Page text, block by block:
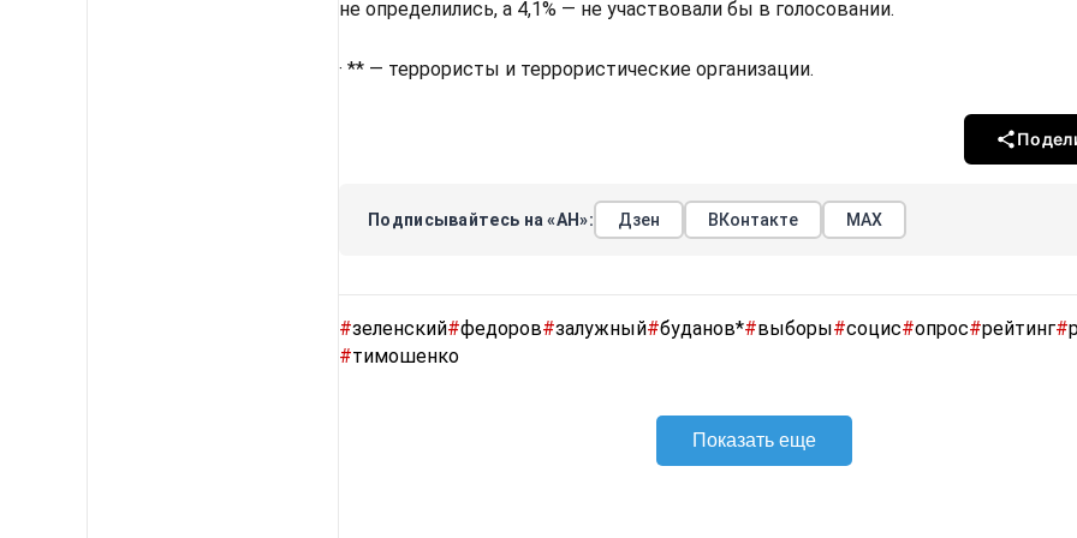
не определились, а 4,1% — не участвовали бы в голосовании.
· ** — террористы и террористические организации.
Подписывайтесь на «АН»: Дзен ВКонтакте МАХ
#зеленский#федоров#залужный#буданов*#выборы#социс#опрос#рейтинг#
#тимошенко
Показать еще